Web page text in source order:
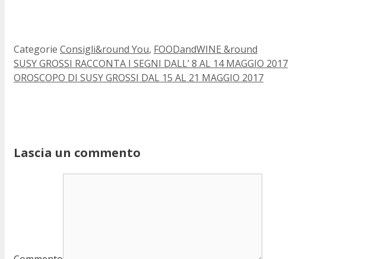
Categorie Consigli&round You, FOODandWINE &round
SUSY GROSSI RACCONTA I SEGNI DALL’ 8 AL 14 MAGGIO 2017
OROSCOPO DI SUSY GROSSI DAL 15 AL 21 MAGGIO 2017
Lascia un commento